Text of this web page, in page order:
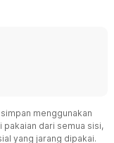
menggunakan
pakaian dari semua sisi,
yang jarang dipakai.